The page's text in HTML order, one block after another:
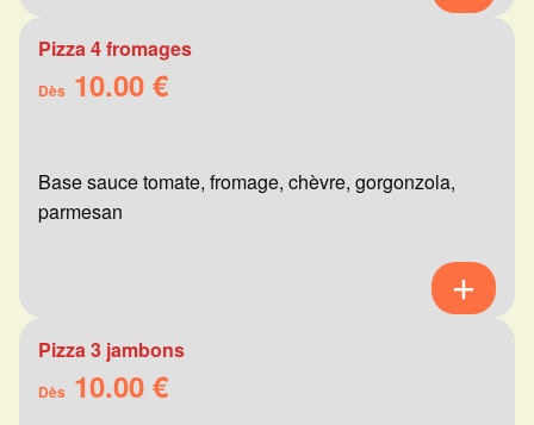
Pizza 4 fromages
Dès 10.00 €
Base sauce tomate, fromage, chèvre, gorgonzola,
parmesan
Pizza 3 jambons
Dès 10.00 €